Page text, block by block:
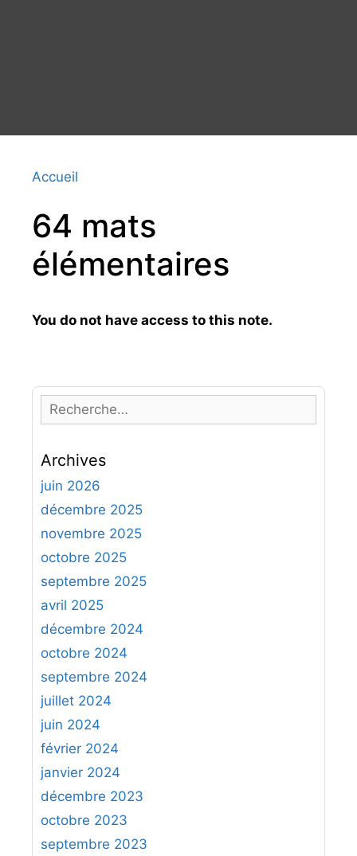
Accueil
64 mats
élémentaires
You do not have access to this note.
e
h
e
r
h
e
r
:
Archives
juin 2026
décembre 2025
novembre 2025
octobre 2025
septembre 2025
avril 2025
décembre 2024
octobre 2024
septembre 2024
juillet 2024
juin 2024
février 2024
janvier 2024
décembre 2023
octobre 2023
septembre 2023